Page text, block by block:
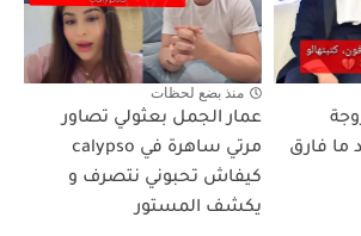
ما فارق
منذ بضع لحظات
عمار الجمل بعثولي تصاور
مرتي ساهرة في calypso
كيفاش تحبوني نتصرف و
يكشف المستور